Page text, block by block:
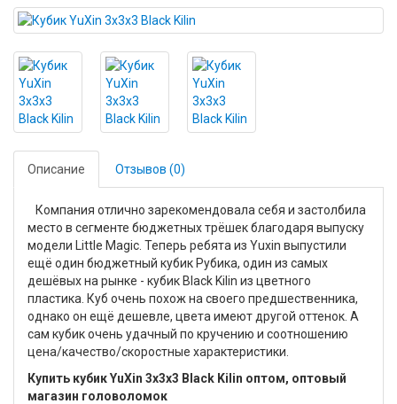
Описание Отзывов (0)
Компания отлично зарекомендовала себя и застолбила
место в сегменте бюджетных трёшек благодаря выпуску
модели Little Magic. Теперь ребята из Yuxin выпустили
ещё один бюджетный кубик Рубика, один из самых
дешёвых на рынке - кубик Black Kilin из цветного
пластика. Куб очень похож на своего предшественника,
однако он ещё дешевле, цвета имеют другой оттенок. А
сам кубик очень удачный по кручению и соотношению
цена/качество/скоростные характеристики.
Купить кубик YuXin 3x3x3 Black Kilin оптом, оптовый
магазин головоломок